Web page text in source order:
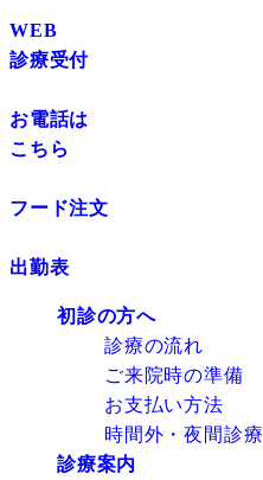
WEB
診療受付
お電話は
こちら
フード注文
出勤表
初診の方へ
診療の流れ
ご来院時の準備
お支払い方法
時間外・夜間診療
診療案内